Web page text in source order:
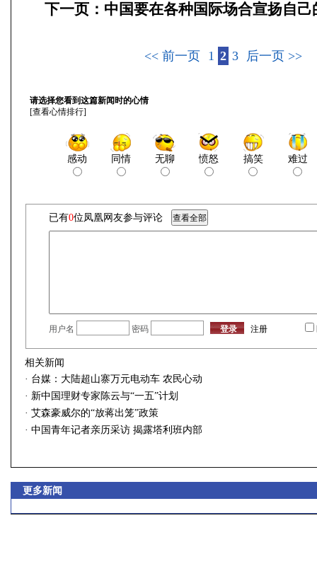
下一页：中国要在各种国际场合宣扬自己
<< 前一页 1 2 3 后一页 >>
请选择您看到这篇新闻时的心情
[查看心情排行]
感动 同情 无聊 愤怒 搞笑 难过
已有0位凤凰网友参与评论
用户名 密码 注册
相关新闻
· 台媒：大陆超山寨万元电动车 农民心动
· 新中国理财专家陈云与“一五”计划
· 艾森豪威尔的“放蒋出笼”政策
· 中国青年记者亲历采访 揭露塔利班内部
更多新闻